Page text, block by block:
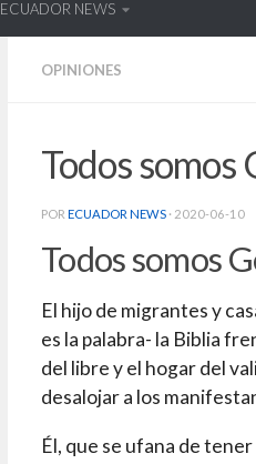
ECUADOR NEWS
OPINIONES
Todos somos
POR ECUADOR NEWS · 2020-06-10
Todos somos
El hijo de migrantes y
es la palabra- la Biblia
del libre y el hogar del
desalojar a los
Él, que se ufana de